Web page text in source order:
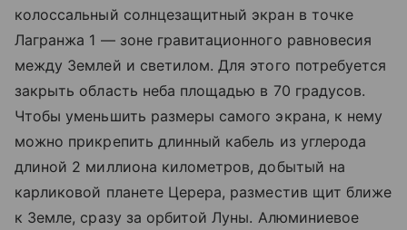
колоссальный солнцезащитный экран в точке
Лагранжа 1 — зоне гравитационного равновесия
между Землей и светилом. Для этого потребуется
закрыть область неба площадью в 70 градусов.
Чтобы уменьшить размеры самого экрана, к нему
можно прикрепить длинный кабель из углерода
длиной 2 миллиона километров, добытый на
карликовой планете Церера, разместив щит ближе
к Земле, сразу за орбитой Луны. Алюминиевое